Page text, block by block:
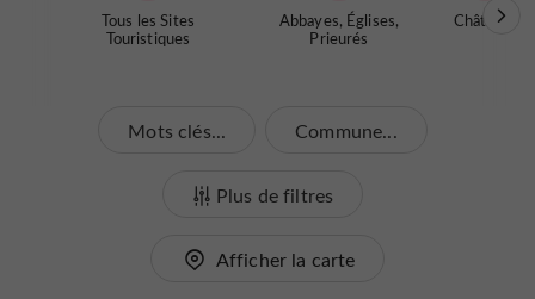
Tous les Sites
Touristiques
Abbayes, Églises,
Prieurés
Châteaux
Mots clés... Commune...
Plus de filtres
Afficher la carte